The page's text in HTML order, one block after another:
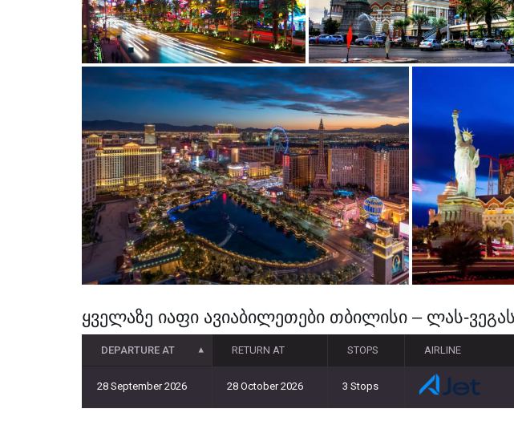
ყველაზე იაფი ავიაბილეთები თბილისი – ლას-
DEPARTURE AT RETURN AT STOPS AIRLINE
28 September 2026 28 October 2026 3 Stops